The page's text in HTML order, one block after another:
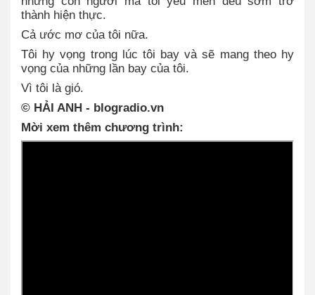
thành hiện thực.
Cả ước mơ của tôi nữa.
Tôi hy vọng trong lúc tôi bay và sẽ mang theo hy
vọng của những lần bay của tôi.
Vì tôi là gió.
© HẢI ANH - blogradio.vn
Mời xem thêm chương trình: